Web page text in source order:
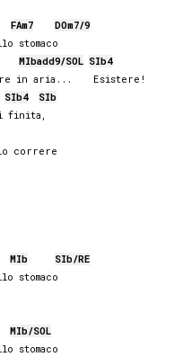
FAm7 DOm7/9
stomaco
MIbadd9/SOL SIb4
in aria...    Esistere!
SIb4
SIb
finita,
MIb SIb/RE
stomaco
MIb/SOL
stomaco